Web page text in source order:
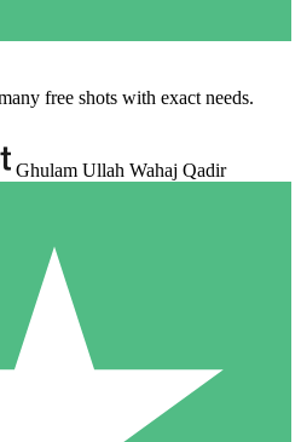
free shots with exact needs.
Ghulam Ullah Wahaj Qadir